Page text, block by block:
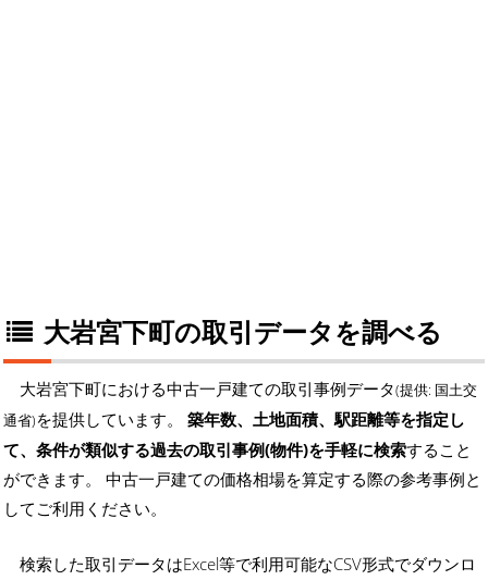
大岩宮下町の取引データを調べる
大岩宮下町における中古一戸建ての取引事例データ(提供: 国土交
通省)を提供しています。 築年数、土地面積、駅距離等を指定し
て、条件が類似する過去の取引事例(物件)を手軽に検索すること
ができます。 中古一戸建ての価格相場を算定する際の参考事例と
してご利用ください。
検索した取引データはExcel等で利用可能なCSV形式でダウンロ